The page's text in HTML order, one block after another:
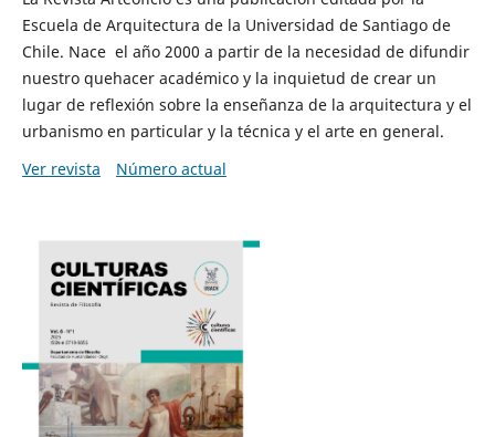
Escuela de Arquitectura de la Universidad de Santiago de
Chile. Nace el año 2000 a partir de la necesidad de difundir
nuestro quehacer académico y la inquietud de crear un
lugar de reflexión sobre la enseñanza de la arquitectura y el
urbanismo en particular y la técnica y el arte en general.
Ver revista
Número actual